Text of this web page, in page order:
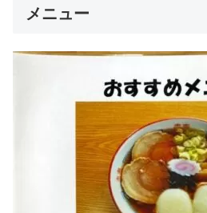
メニュー